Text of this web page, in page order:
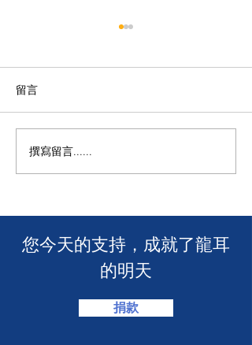
香港警務處 | 網上申請992
緊急短訊求助服務
留言
撰寫留言......
​您今天的支持，成就了龍耳
的明天
捐款